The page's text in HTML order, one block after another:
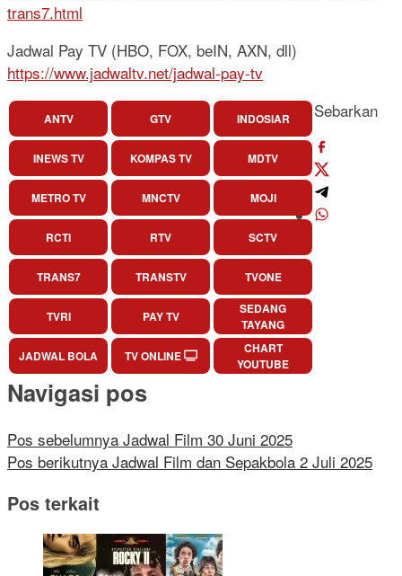
trans7.html
Jadwal Pay TV (HBO, FOX, beIN, AXN, dll)
https://www.jadwaltv.net/jadwal-pay-tv
ANTV GTV INDOSIAR
INEWS TV KOMPAS TV MDTV
METRO TV MNCTV MOJI
RCTI RTV SCTV
TRANS7 TRANSTV TVONE
TVRI PAY TV
SEDANG
TAYANG
JADWAL BOLA
TV ONLINE
CHART
YOUTUBE
Sebarkan
Navigasi pos
Pos sebelumnya Jadwal Film 30 Juni 2025
Pos berikutnya Jadwal Film dan Sepakbola 2 Juli 2025
Pos terkait